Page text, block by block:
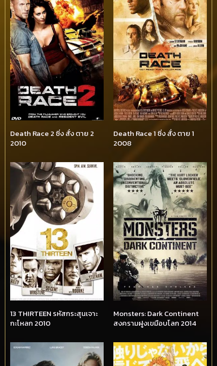
Death Race 2 ซิ่ง สั่ง ตาย 2
2010
Death Race 1 ซิ่ง สั่ง ตาย 1
2008
13 THIRTEEN รหัสกระสุนเจาะ
กะโหลก 2010
Monsters: Dark Continent
สงครามฝูงเขมือบโลก 2014